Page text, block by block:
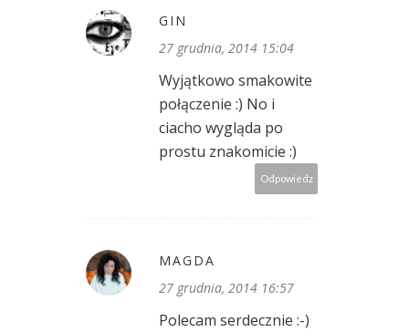
GIN
27 grudnia, 2014 15:04
Wyjątkowo smakowite
połączenie :) No i
ciacho wygląda po
prostu znakomicie :)
Odpowiedz
MAGDA
27 grudnia, 2014 16:57
Polecam serdecznie :-)